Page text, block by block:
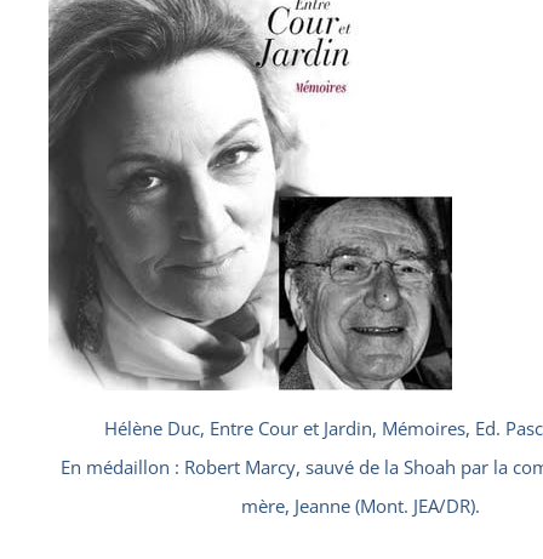
Hélène Duc, Entre Cour et Jardin, Mémoires, Ed.
En médaillon : Robert Marcy, sauvé de la Shoah par la
mère, Jeanne (Mont. JEA/DR).